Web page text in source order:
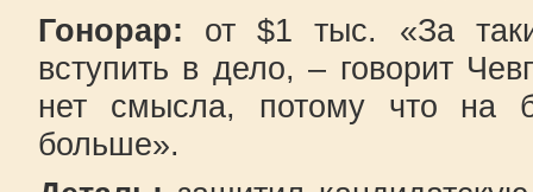
Гонорар: от $1 тыс. «За
вступить в дело, – говорит
нет смысла, потому что на
больше».